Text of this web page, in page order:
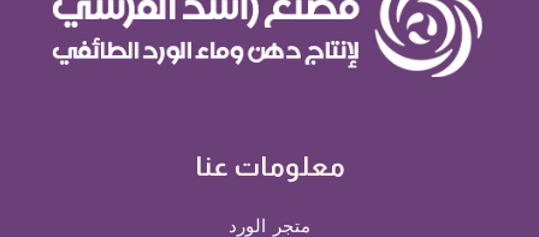
معلومات عنا
متجر الورد